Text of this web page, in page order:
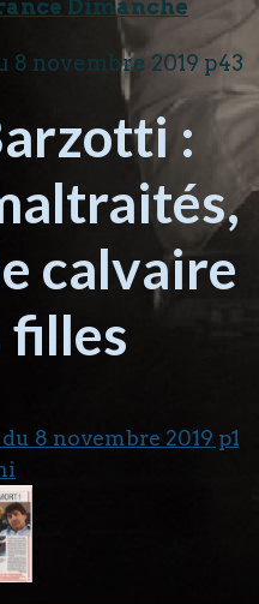
Dimanche
8 novembre 2019 p43
:
calvaire
filles